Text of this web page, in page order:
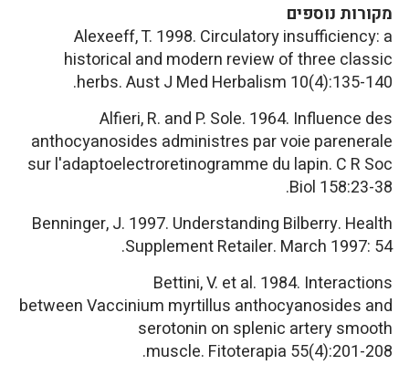
מקורות נוספים
Alexeeff, T. 1998. Circulatory insufficiency: a
historical and modern review of three classic
herbs.Aust J Med Herbalism 10(4):135-140.
Alfieri, R. and P. Sole. 1964. Influence des
anthocyanosides administres par voie parenerale
sur l'adaptoelectroretinogramme du lapin. C R Soc
Biol 158:23-38.
Benninger, J. 1997. Understanding Bilberry. Health
Supplement Retailer. March 1997: 54.
Bettini, V. et al. 1984. Interactions
betweenVaccinium myrtillus anthocyanosides and
serotonin on splenic artery smooth
muscle. Fitoterapia 55(4):201-208.